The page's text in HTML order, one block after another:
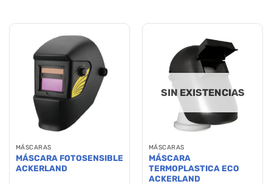
MÁSCARAS
MÁSCARA FOTOSENSIBLE
ACKERLAND
SIN EXISTENCIAS
MÁSCARAS
MÁSCARA
TERMOPLASTICA ECO
ACKERLAND